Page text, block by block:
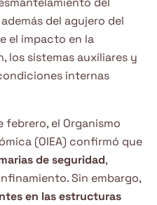
del agujero del
el impacto en la
los sistemas auxiliares y
internas
febrero, el Organismo
(OIEA) confirmó que
de seguridad,
Sin embargo,
en las estructuras